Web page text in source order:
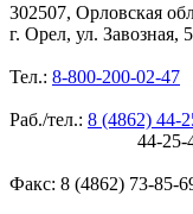
302507, Орловская
г. Орел, ул. Завозная, 5
Тел.: 8-800-200-02-47
Раб./тел.: 8 (4862) 44-
44-25-
Факс: 8 (4862) 73-85-